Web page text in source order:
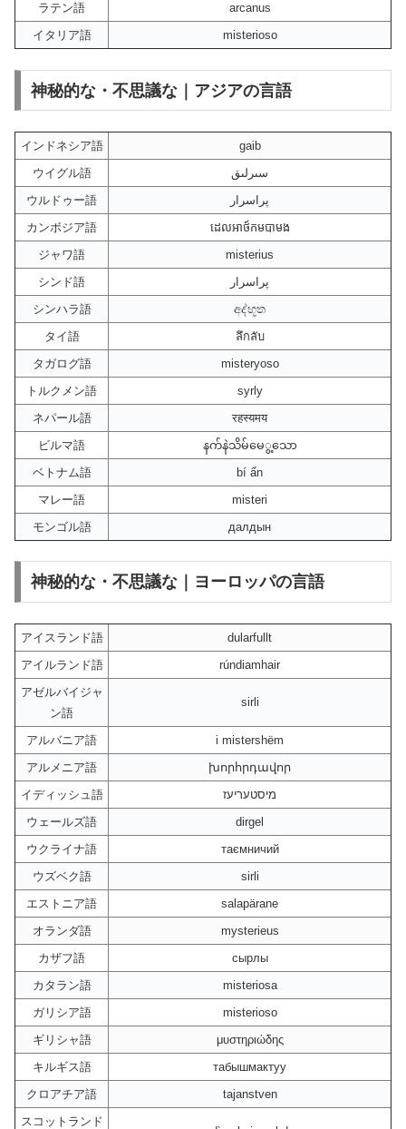
ラテン語
arcanus
イタリア語
misterioso
神秘的な・不思議な｜アジアの言語
インドネシア語
gaib
ウイグル語
سىرلىق
ウルドゥー語
پراسرار
カンボジア語
ដេលអាថ៍កមបាមង
ジャワ語
misterius
シンド語
پراسرار
シンハラ語
අද්භූත
タイ語
ลึกลับ
タガログ語
misteryoso
トルクメン語
syrly
ネパール語
रहस्यमय
ビルマ語
နက်နဲသိမ်မေွ့သော
ベトナム語
bí ẩn
マレー語
misteri
モンゴル語
далдын
神秘的な・不思議な｜ヨーロッパの言語
アイスランド語
dularfullt
アイルランド語
rúndiamhair
アゼルバイジャ
ン語
sirli
アルバニア語
i mistershëm
アルメニア語
խորհրդավոր
イディッシュ語
מיסטעריעז
ウェールズ語
dirgel
ウクライナ語
таємничий
ウズベク語
sirli
エストニア語
salapärane
オランダ語
mysterieus
カザフ語
сырлы
カタラン語
misteriosa
ガリシア語
misterioso
ギリシャ語
μυστηριώδης
キルギス語
табышмактуу
クロアチア語
tajanstven
スコットランド